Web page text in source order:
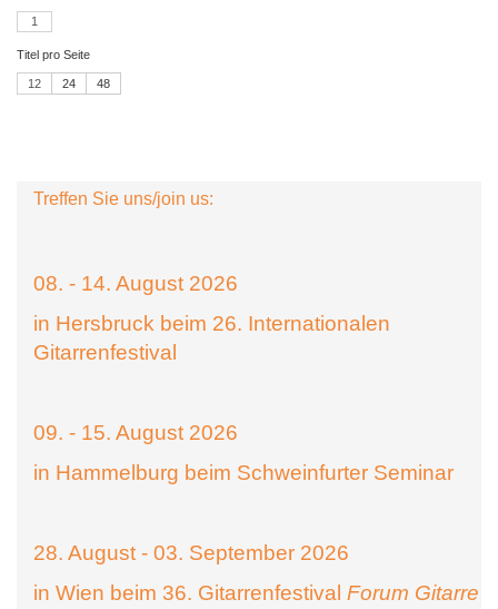
1
Titel pro Seite
12 24 48
Treffen Sie uns/join us:
08. - 14. August 2026
in Hersbruck beim 26. Internationalen
Gitarrenfestival
09. - 15. August 2026
in Hammelburg beim Schweinfurter Seminar
28. August - 03. September 2026
in Wien beim 36. Gitarrenfestival Forum Gitarre